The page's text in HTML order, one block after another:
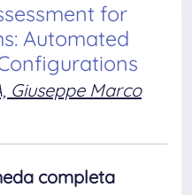
for
Automated
Giuseppe Marco
completa